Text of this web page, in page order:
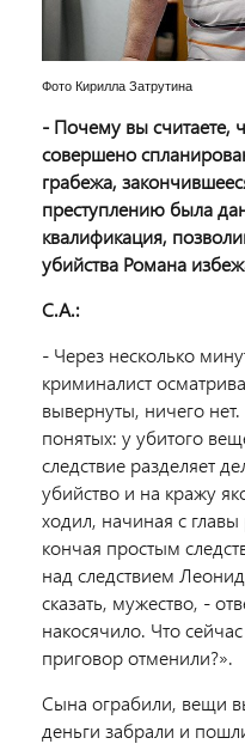
Фото Кирилла Затрутина
- Почему вы считаете,
совершено
грабежа,
преступлению была
квалификация,
убийства Романа
С.А.:
- Через несколько
криминалист
вывернуты, ничего
понятых: у убитого
следствие разделяет
убийство и на кражу
ходил, начиная с
кончая простым
над следствием
сказать, мужество, -
накосячило. Что
приговор отменили?».
Сына ограбили, вещи
деньги забрали и